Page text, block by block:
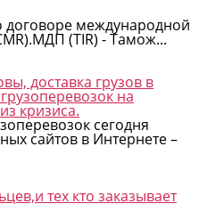
куб.
куб.
договоре международной
(TIR) - Тамож...
доставка грузов в
на
кризиса.
сегодня
сайтов в Интернете –
тех кто заказывает